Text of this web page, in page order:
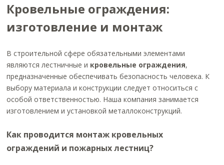
Кровельные ограждения:
изготовление и монтаж
В строительной сфере обязательными элементами
являются лестничные и кровельные ограждения,
предназначенные обеспечивать безопасность человека. К
выбору материала и конструкции следует относиться с
особой ответственностью. Наша компания занимается
изготовлением и установкой металлоконструкций.
Как проводится монтаж кровельных
ограждений и пожарных лестниц?